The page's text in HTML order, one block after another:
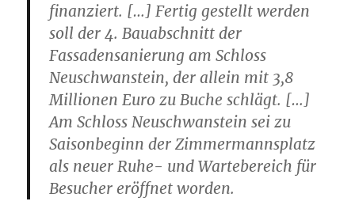
finanziert. […] Fertig gestellt werden
soll der 4. Bauabschnitt der
Fassadensanierung amSchloss
Neuschwanstein, der allein mit 3,8
Millionen Euro zu Buche schlägt. […]
Am Schloss Neuschwanstein sei zu
Saisonbeginn der Zimmermannsplatz
als neuer Ruhe- und Wartebereich für
Besucher eröffnet worden.